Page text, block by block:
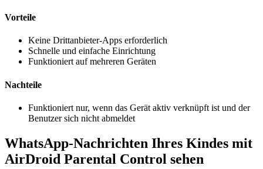
Vorteile
Keine Drittanbieter-Apps erforderlich
Schnelle und einfache Einrichtung
Funktioniert auf mehreren Geräten
Nachteile
Funktioniert nur, wenn das Gerät aktiv verknüpft ist und der
Benutzer sich nicht abmeldet
WhatsApp-Nachrichten Ihres Kindes mit
AirDroid Parental Control sehen